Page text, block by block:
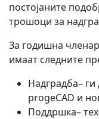
постојаните
трошоци за
За годишна
имаат следните
Надградба–
progeCAD и
Поддршка–